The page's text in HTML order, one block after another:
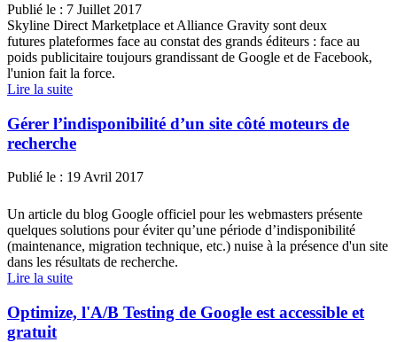
Publié le : 7 Juillet 2017
Skyline Direct Marketplace et Alliance Gravity sont deux
futures plateformes face au constat des grands éditeurs : face au
poids publicitaire toujours grandissant de Google et de Facebook,
l'union fait la force.
Lire la suite
Gérer l’indisponibilité d’un site côté moteurs de
recherche
Publié le : 19 Avril 2017
Un article du blog Google officiel pour les webmasters présente
quelques solutions pour éviter qu’une période d’indisponibilité
(maintenance, migration technique, etc.) nuise à la présence d'un site
dans les résultats de recherche.
Lire la suite
Optimize, l'A/B Testing de Google est accessible et
gratuit